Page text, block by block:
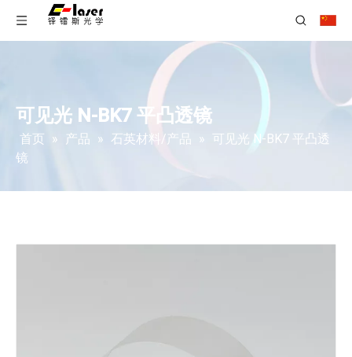
可见光 N-BK7 平凸透镜
首页 » 产品 » 石英材料/产品 » 可见光 N-BK7 平凸透
镜